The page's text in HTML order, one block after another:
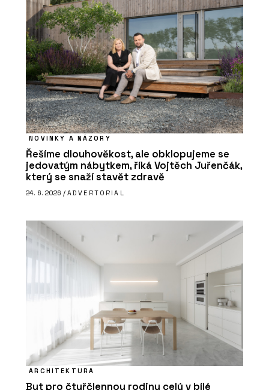
NOVINKY A NÁZORY
Řešíme dlouhověkost, ale obklopujeme se
jedovatým nábytkem, říká Vojtěch Juřenčák,
který se snaží stavět zdravě
24. 6. 2026 / ADVERTORIAL
ARCHITEKTURA
Byt pro čtyřčlennou rodinu celý v bílé